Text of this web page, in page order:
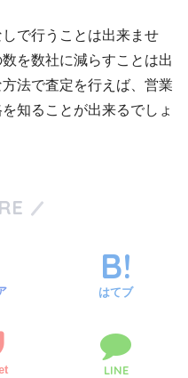
で行うことは出来ませ
を数社に減らすことは出
法で査定を行えば、営業
知ることが出来るでしょ
はてブ
LINE